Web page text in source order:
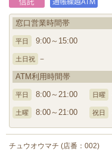
窓口営業時間帯
平日 9:00～15:00
土日祝
－
ATM利用時間帯
平日 8:00～21:00
土曜 8:00～21:00
日曜
祝日
チュウオウマチ (店番：002)